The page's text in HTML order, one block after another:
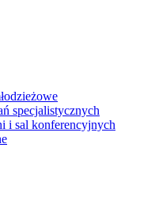
specjalistycznych
i sal konferencyjnych